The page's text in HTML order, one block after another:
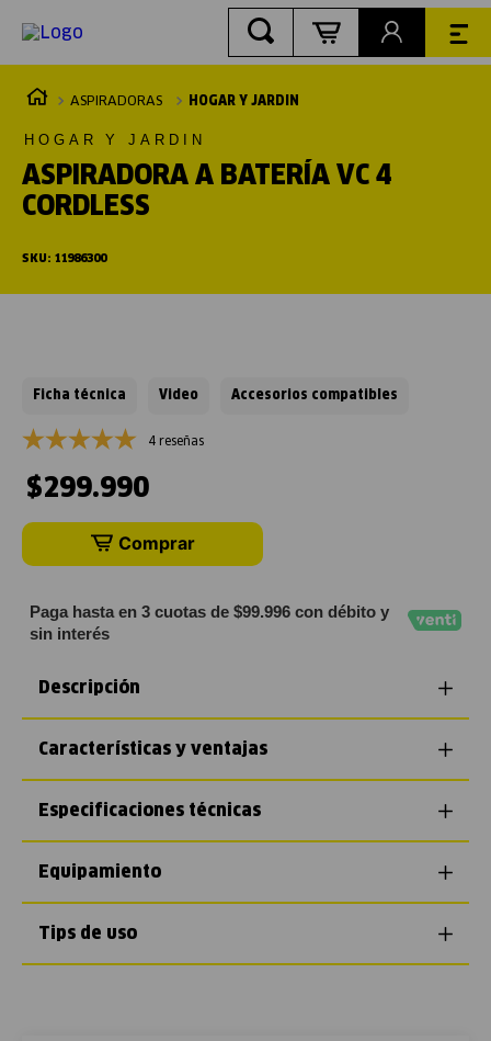
ASPIRADORAS HOGAR Y JARDIN
HOGAR Y JARDIN
ASPIRADORA A BATERÍA VC 4
CORDLESS
SKU: 11986300
Ficha técnica Video Accesorios compatibles
4 reseñas
$299.990
Comprar
Paga hasta en 3 cuotas de $99.996 con débito y
sin interés
Descripción
Características y ventajas
Especificaciones técnicas
Equipamiento
Tips de uso